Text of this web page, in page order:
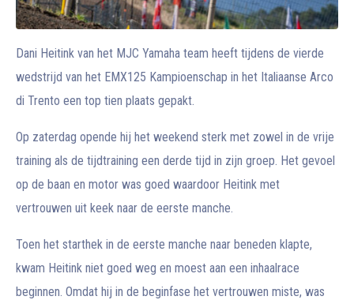
Dani Heitink van het MJC Yamaha team heeft tijdens de vierde
wedstrijd van het EMX125 Kampioenschap in het Italiaanse Arco
di Trento een top tien plaats gepakt.
Op zaterdag opende hij het weekend sterk met zowel in de vrije
training als de tijdtraining een derde tijd in zijn groep. Het gevoel
op de baan en motor was goed waardoor Heitink met
vertrouwen uit keek naar de eerste manche.
Toen het starthek in de eerste manche naar beneden klapte,
kwam Heitink niet goed weg en moest aan een inhaalrace
beginnen. Omdat hij in de beginfase het vertrouwen miste, was